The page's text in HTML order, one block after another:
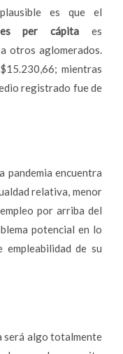
es que el
per cápita es
otros aglomerados.
mientras
registrado fue de
pandemia encuentra
relativa, menor
por arriba del
potencial en lo
empleabilidad de su
será algo totalmente